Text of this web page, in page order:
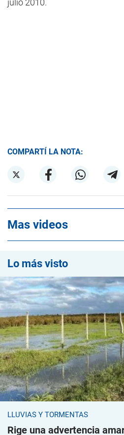
julio 2010.
COMPARTÍ LA NOTA:
Mas videos
Lo más visto
LLUVIAS Y TORMENTAS
Rige una advertencia